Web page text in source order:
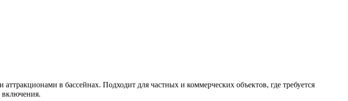
в бассейнах. Подходит для частных и коммерческих объектов, где требуется
включения.